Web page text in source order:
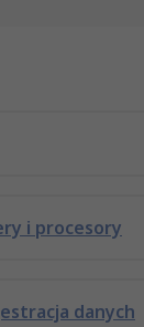
i procesory
danych